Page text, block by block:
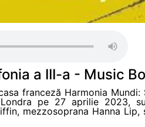
a III-a - Music
franceză Harmonia
pe 27 aprilie 2023,
mezzosoprana Hanna